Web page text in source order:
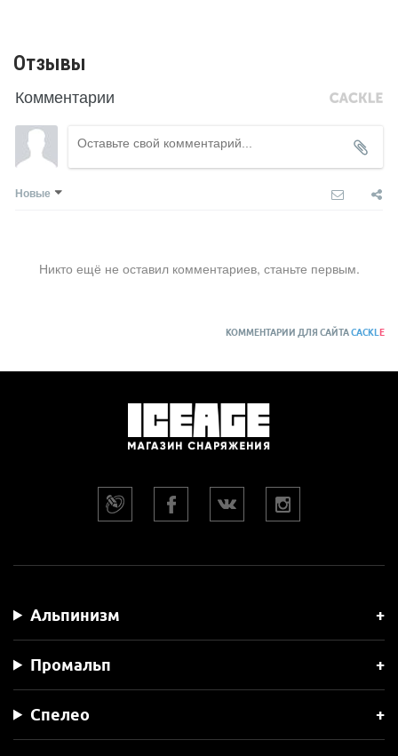
Отзывы
Комментарии
Новые
Никто ещё не оставил комментариев, станьте первым.
КОММЕНТАРИИ ДЛЯ САЙТАCACKL E
Альпинизм
Промальп
Спелео